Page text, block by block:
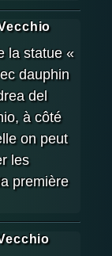
la statue «
dauphin
del
à côté
on peut
les
première